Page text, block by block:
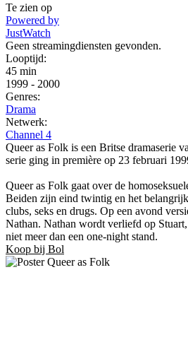
Te zien op
Powered by
JustWatch
Geen streamingdiensten gevonden.
Looptijd:
45 min
1999 - 2000
Genres:
Drama
Netwerk:
Channel 4
Queer as Folk is een Britse dramaserie
serie ging in première op 23 februari
Queer as Folk gaat over de
Beiden zijn eind twintig en het
clubs, seks en drugs. Op een avond
Nathan. Nathan wordt verliefd op
niet meer dan een one-night stand.
Koop bij Bol